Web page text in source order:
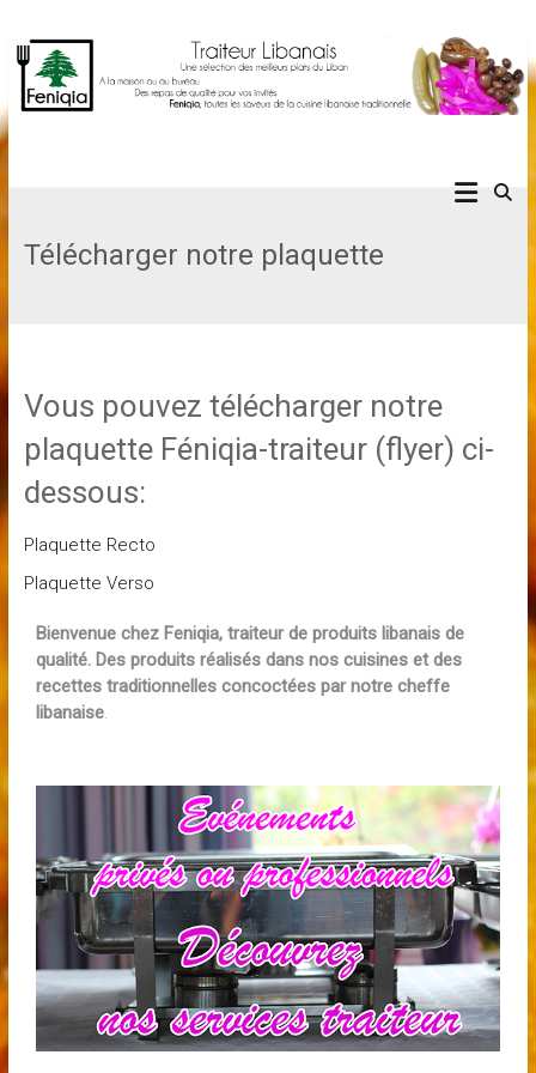
Chers clients, Notre boutique traiteur est sera fermée du 1er au
26 Août. Bonnes vacances à tous !
Skip
content
Télécharger notre plaquette
Vous pouvez télécharger notre
plaquette Féniqia-traiteur (flyer) ci-
dessous:
Plaquette Recto
Plaquette Verso
Bienvenue chez Feniqia, traiteur de produits libanais de
qualité. Des produits réalisés dans nos cuisines et des
recettes traditionnelles concoctées par notre cheffe
libanaise.